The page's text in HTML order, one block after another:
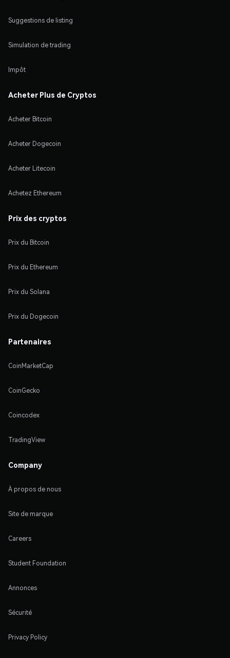
Suggestions de listing
Simulation de trading
Impôt
Acheter Plus de Cryptos
Acheter Bitcoin
Acheter Dogecoin
Acheter Litecoin
Achetez Ethereum
Prix des cryptos
Prix du Bitcoin
Prix du Ethereum
Prix du Solana
Prix du Dogecoin
Partenaires
CoinMarketCap
CoinGecko
Coincodex
TradingView
Company
À propos de nous
Site de marque
Careers
Student Foundation
Annonces
Sécurité
Privacy Policy